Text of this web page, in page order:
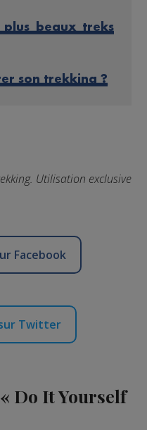
beaux treks
son trekking ?
Utilisation exclusive
Facebook
Twitter
Do It Yourself